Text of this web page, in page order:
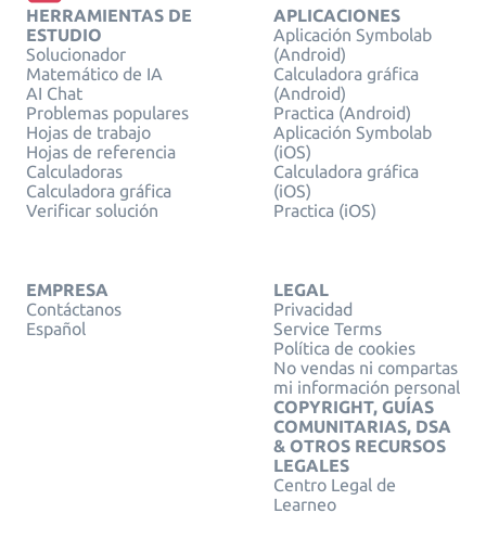
HERRAMIENTAS DE
ESTUDIO
Solucionador
Matemático de IA
AI Chat
Problemas populares
Hojas de trabajo
Hojas de referencia
Calculadoras
Calculadora gráfica
Verificar solución
APLICACIONES
Aplicación Symbolab
(Android)
Calculadora gráfica
(Android)
Practica (Android)
Aplicación Symbolab
(iOS)
Calculadora gráfica
(iOS)
Practica (iOS)
EMPRESA
Contáctanos
Español
LEGAL
Privacidad
Service Terms
Política de cookies
No vendas ni compartas
mi información personal
COPYRIGHT, GUÍAS
COMUNITARIAS, DSA
& OTROS RECURSOS
LEGALES
Centro Legal de
Learneo